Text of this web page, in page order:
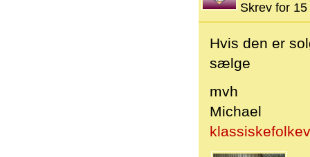
Skrev for
Hvis den er
sælge
mvh
Michael